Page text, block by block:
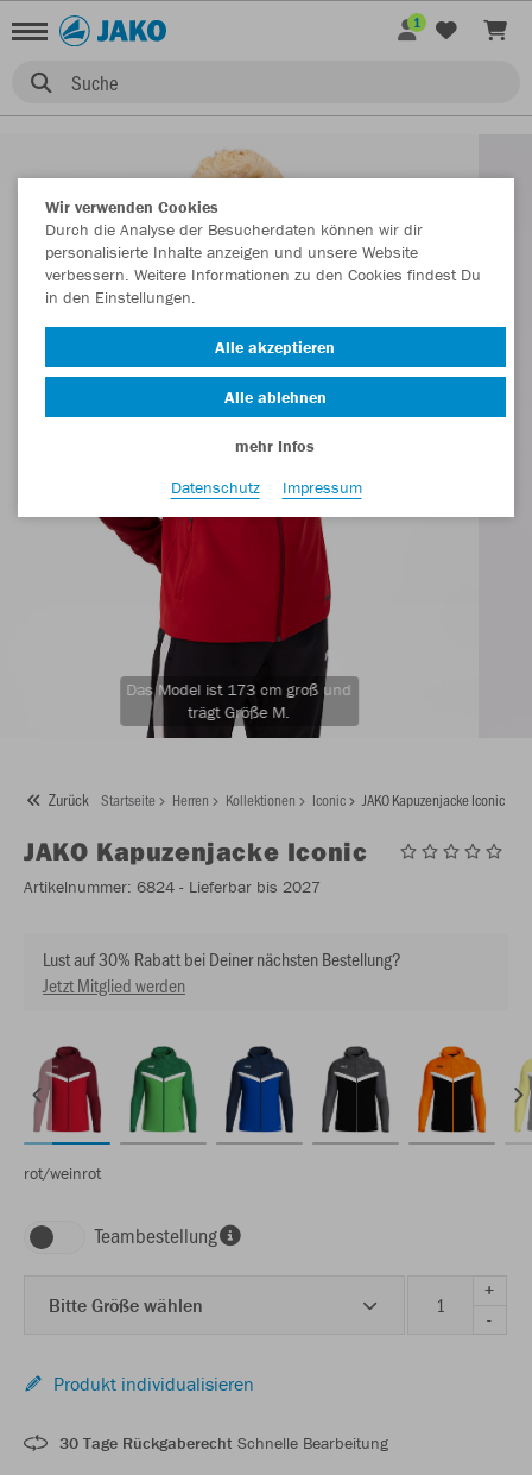
Suche
1
Das Model ist 173 cm groß und
trägt Größe M.
Zurück Startseite Herren Kollektionen Iconic JAKO Kapuzenjacke Iconic
JAKO Kapuzenjacke Iconic
Artikelnummer: 6824 - Lieferbar bis 2027
Lust auf 30% Rabatt bei Deiner nächsten Bestellung?
Jetzt Mitglied werden
rot/weinrot
Teambestellung
Bitte Größe wählen
+
-
Produkt individualisieren
30 Tage Rückgaberecht Schnelle Bearbeitung
Wir verwenden Cookies
Durch die Analyse der Besucherdaten können wir dir
personalisierte Inhalte anzeigen und unsere Website
verbessern. Weitere Informationen zu den Cookies findest Du
in den Einstellungen.
Alle akzeptieren
Alle ablehnen
mehr Infos
Datenschutz
Impressum